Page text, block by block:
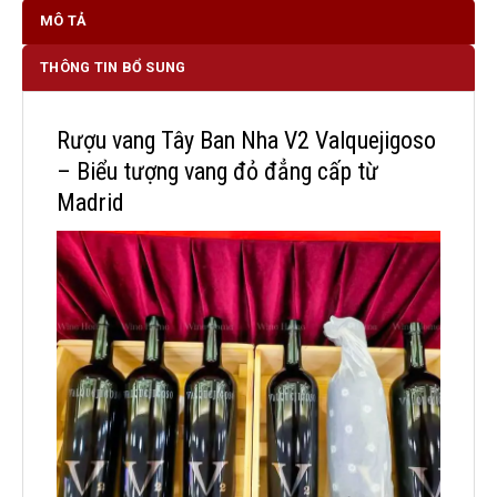
MÔ TẢ
THÔNG TIN BỔ SUNG
Rượu vang Tây Ban Nha V2 Valquejigoso
– Biểu tượng vang đỏ đẳng cấp từ
Madrid